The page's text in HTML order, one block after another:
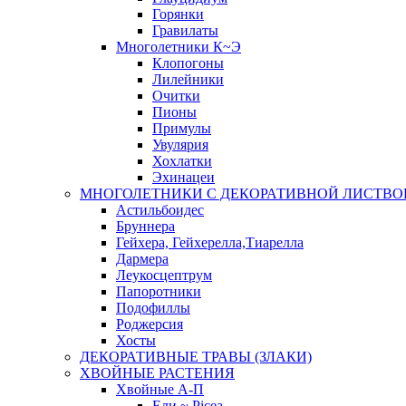
Горянки
Гравилаты
Многолетники К~Э
Клопогоны
Лилейники
Очитки
Пионы
Примулы
Увулярия
Хохлатки
Эхинацеи
МНОГОЛЕТНИКИ С ДЕКОРАТИВНОЙ
Астильбоидес
Бруннера
Гейхера, Гейхерелла,Тиарелла
Дармера
Леукосцептрум
Папоротники
Подофиллы
Роджерсия
Хосты
ДЕКОРАТИВНЫЕ ТРАВЫ (ЗЛАКИ)
ХВОЙНЫЕ РАСТЕНИЯ
Хвойные А-П